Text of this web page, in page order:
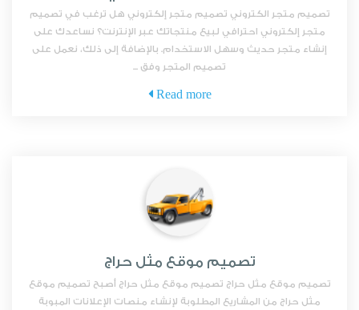
تصميم متجر الكتروني تصميم متجر إلكتروني هل ترغب في تصميم
متجر إلكتروني احترافي لبيع منتجاتك عبر الإنترنت؟ نساعدك على
إنشاء متجر حديث وسهل الاستخدام. بالإضافة إلى ذلك، نعمل على
تصميم المتجر وفق ...
Read more
تصميم موقع مثل حراج
تصميم موقع مثل حراج تصميم موقع مثل حراج أصبح تصميم موقع
مثل حراج من المشاريع المطلوبة لإنشاء منصات الإعلانات المبوبة